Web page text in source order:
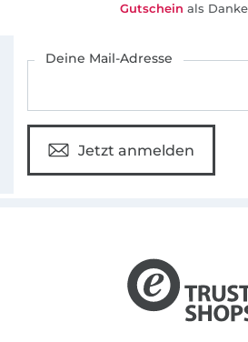
Gutschein als
Deine Mail-Adresse
Jetzt anmelden